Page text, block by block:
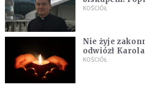
ordynariusz
KOŚCIÓŁ
Nie żyje
odwiózł
konklawe. Jan
KOŚCIÓŁ